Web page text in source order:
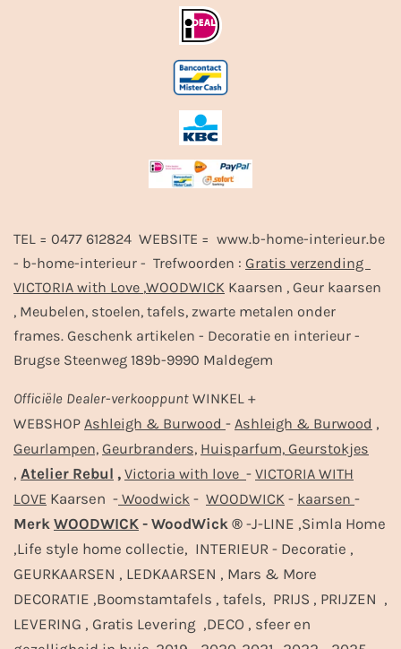
TEL = 0477 612824 WEBSITE = www.b-home-interieur.be
- b-home-interieur - Trefwoorden : Gratis verzending
VICTORIA with Love ,WOODWICK Kaarsen , Geur kaarsen
, Meubelen, stoelen, tafels, zwarte metalen onder
frames. Geschenk artikelen - Decoratie en interieur -
Brugse Steenweg 189b-9990 Maldegem
Officiële Dealer-verkooppunt WINKEL +
WEBSHOP Ashleigh & Burwood - Ashleigh & Burwood ,
Geurlampen, Geurbranders, Huisparfum, Geurstokjes
, Atelier Rebul , Victoria with love - VICTORIA WITH
LOVE Kaarsen - Woodwick - WOODWICK - kaarsen -
Merk WOODWICK - WoodWick ® -J-LINE ,Simla Home
,Life style home collectie, INTERIEUR - Decoratie ,
GEURKAARSEN , LEDKAARSEN , Mars & More
DECORATIE ,Boomstamtafels , tafels, PRIJS , PRIJZEN ,
LEVERING , Gratis Levering ,DECO , sfeer en